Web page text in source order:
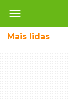
menu
Mais lidas